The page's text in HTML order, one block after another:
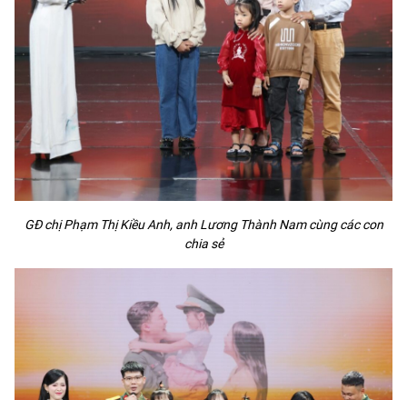
GĐ chị Phạm Thị Kiều Anh, anh Lương Thành Nam cùng các con
chia sẻ